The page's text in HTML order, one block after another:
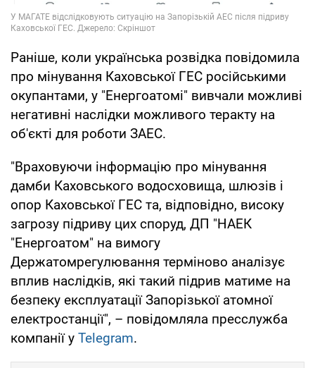
Раніше, коли українська розвідка повідомила
про мінування Каховської ГЕС російськими
окупантами, у "Енергоатомі" вивчали можливі
негативні наслідки можливого теракту на
об'єкті для роботи ЗАЕС.
"Враховуючи інформацію про мінування
дамби Каховського водосховища, шлюзів і
опор Каховської ГЕС та, відповідно, високу
загрозу підриву цих споруд, ДП "НАЕК
"Енергоатом" на вимогу
Держатомрегулювання терміново аналізує
вплив наслідків, які такий підрив матиме на
безпеку експлуатації Запорізької атомної
електростанції", – повідомляла пресслужба
компанії у Telegram.